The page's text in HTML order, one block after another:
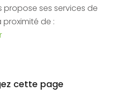
propose ses services de
proximité de :